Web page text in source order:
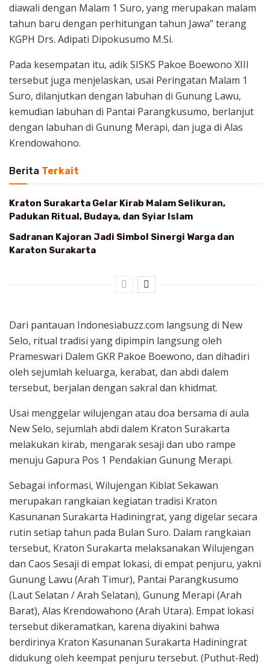
diawali dengan Malam 1 Suro, yang merupakan malam
tahun baru dengan perhitungan tahun Jawa” terang
KGPH Drs. Adipati Dipokusumo M.Si.
Pada kesempatan itu, adik SISKS Pakoe Boewono XIII
tersebut juga menjelaskan, usai Peringatan Malam 1
Suro, dilanjutkan dengan labuhan di Gunung Lawu,
kemudian labuhan di Pantai Parangkusumo, berlanjut
dengan labuhan di Gunung Merapi, dan juga di Alas
Krendowahono.
Berita Terkait
Kraton Surakarta Gelar Kirab Malam Selikuran,
Padukan Ritual, Budaya, dan Syiar Islam
Sadranan Kajoran Jadi Simbol Sinergi Warga dan
Karaton Surakarta
Dari pantauan Indonesiabuzz.com langsung di New
Selo, ritual tradisi yang dipimpin langsung oleh
Prameswari Dalem GKR Pakoe Boewono, dan dihadiri
oleh sejumlah keluarga, kerabat, dan abdi dalem
tersebut, berjalan dengan sakral dan khidmat.
Usai menggelar wilujengan atau doa bersama di aula
New Selo, sejumlah abdi dalem Kraton Surakarta
melakukan kirab, mengarak sesaji dan ubo rampe
menuju Gapura Pos 1 Pendakian Gunung Merapi.
Sebagai informasi, Wilujengan Kiblat Sekawan
merupakan rangkaian kegiatan tradisi Kraton
Kasunanan Surakarta Hadiningrat, yang digelar secara
rutin setiap tahun pada Bulan Suro. Dalam rangkaian
tersebut, Kraton Surakarta melaksanakan Wilujengan
dan Caos Sesaji di empat lokasi, di empat penjuru, yakni
Gunung Lawu (Arah Timur), Pantai Parangkusumo
(Laut Selatan / Arah Selatan), Gunung Merapi (Arah
Barat), Alas Krendowahono (Arah Utara). Empat lokasi
tersebut dikeramatkan, karena diyakini bahwa
berdirinya Kraton Kasunanan Surakarta Hadiningrat
didukung oleh keempat penjuru tersebut. (Puthut-Red)